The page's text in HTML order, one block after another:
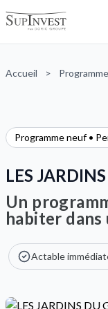
Accueil >
Programme neuf •
LES
Un
habiter
Actable